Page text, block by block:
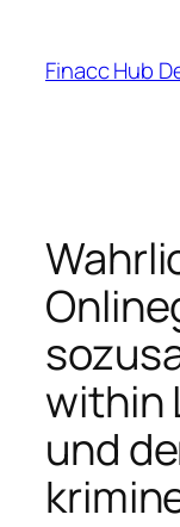
content
Finacc Hub
within
und